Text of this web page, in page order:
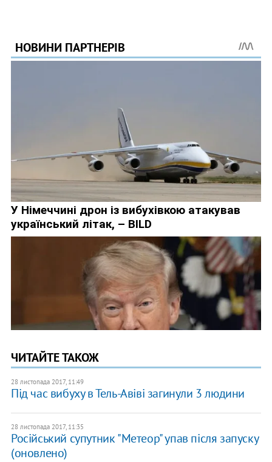
ЧИТАЙТЕ ТАКОЖ
28 листопада 2017, 11:49
Під час вибуху в Тель-Авіві загинули 3 людини
28 листопада 2017, 11:35
Російський супутник "Метеор" упав після запуску
(оновлено)